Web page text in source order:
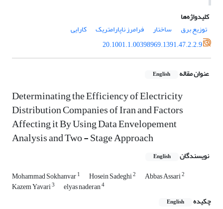
کلیدواژه‌ها
توزیع برق
ساختار فرامرز ناپارامتریک
کارایی
20.1001.1.00398969.1391.47.2.2.9
عنوان مقاله English
Determinating the Efficiency of Electricity
Distribution Companies of Iran and Factors
Affecting it By Using Data Envelopement
Analysis and Two - Stage Approach
نویسندگان English
Mohammad Sokhanvar1 Hosein Sadeghi2 Abbas Assari2
Kazem Yavari3 elyas naderan4
چکیده English